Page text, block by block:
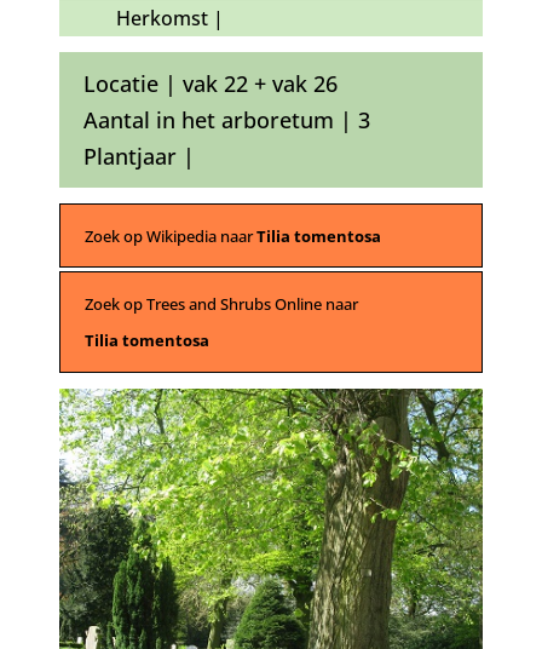
Herkomst |
Locatie | vak 22 + vak 26
Aantal in het arboretum | 3
Plantjaar |
Zoek op Wikipedia naarTilia tomentosa
Zoek op Trees and Shrubs Online naar
Tilia tomentosa